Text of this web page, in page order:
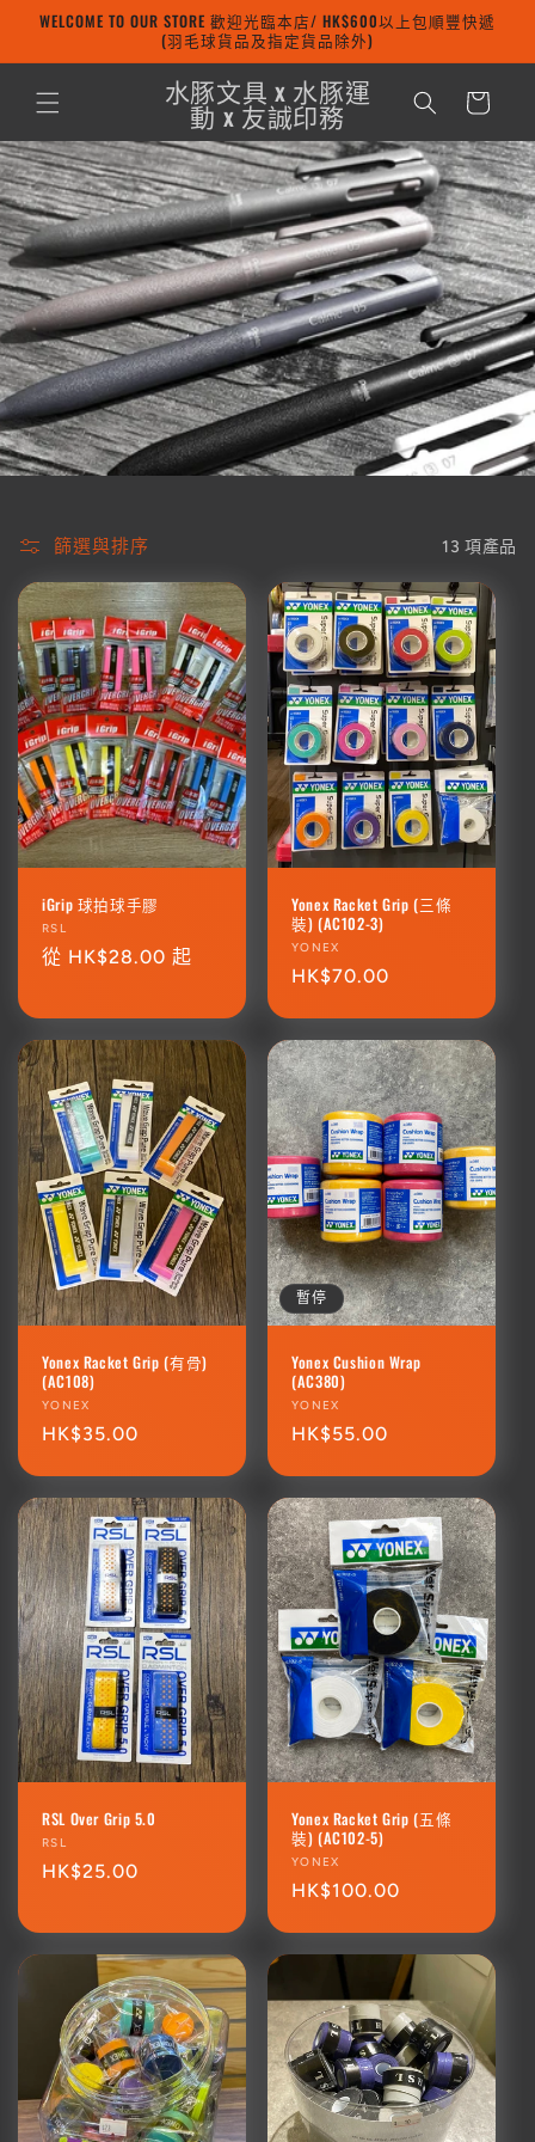
跳至內容
WELCOME TO OUR STORE 歡迎光臨本店/ HK$600以上包順豐快遞
(羽毛球貨品及指定貨品除外)
水豚文具 x 水豚運
動 x 友誠印務
物
篩選與排序 13 項產品
iGrip 球拍球手膠
廠
商：
RSL
定
從 HK$28.00 起
Yonex Racket Grip (三條
裝) (AC102-3)
廠
商：
YONEX
定
HK$70.00
Yonex Racket Grip (有骨)
(AC108)
廠
商：
YONEX
定
HK$35.00
暫停
Yonex Cushion Wrap
(AC380)
廠
商：
YONEX
定
HK$55.00
RSL Over Grip 5.0
廠
商：
RSL
定
HK$25.00
Yonex Racket Grip (五條
裝) (AC102-5)
廠
商：
YONEX
定
HK$100.00